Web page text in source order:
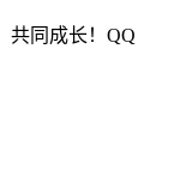
共同成长！QQ